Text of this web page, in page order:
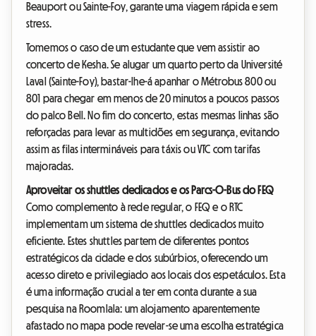
Beauport ou Sainte-Foy, garante uma viagem rápida e sem
stress.
Tomemos o caso de um estudante que vem assistir ao
concerto de Kesha. Se alugar um quarto perto da Université
Laval (Sainte-Foy), bastar-lhe-á apanhar o Métrobus 800 ou
801 para chegar em menos de 20 minutos a poucos passos
do palco Bell. No fim do concerto, estas mesmas linhas são
reforçadas para levar as multidões em segurança, evitando
assim as filas intermináveis para táxis ou VTC com tarifas
majoradas.
Aproveitar os shuttles dedicados e os Parcs-O-Bus do FEQ
Como complemento à rede regular, o FEQ e o RTC
implementam um sistema de shuttles dedicados muito
eficiente. Estes shuttles partem de diferentes pontos
estratégicos da cidade e dos subúrbios, oferecendo um
acesso direto e privilegiado aos locais dos espetáculos. Esta
é uma informação crucial a ter em conta durante a sua
pesquisa na Roomlala: um alojamento aparentemente
afastado no mapa pode revelar-se uma escolha estratégica